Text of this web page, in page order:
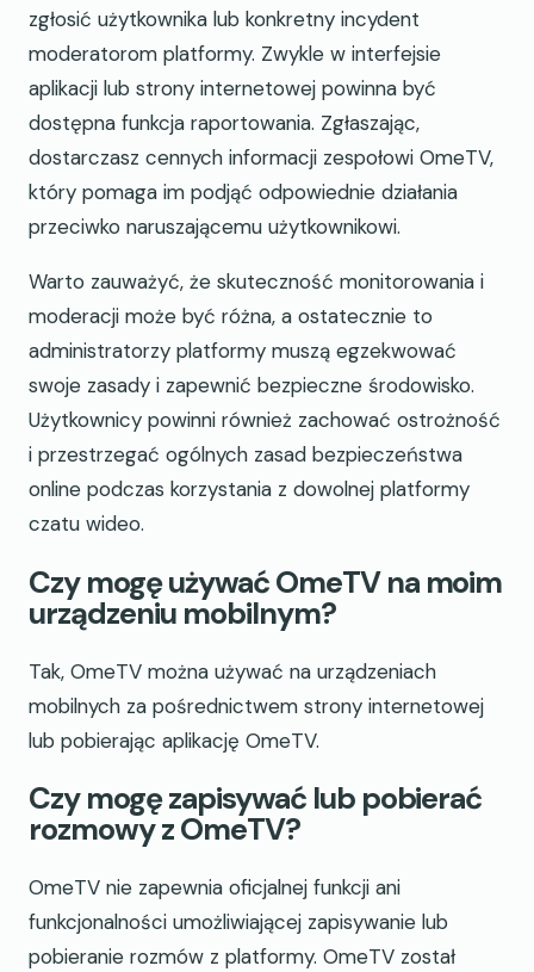
zgłosić użytkownika lub konkretny incydent
moderatorom platformy. Zwykle w interfejsie
aplikacji lub strony internetowej powinna być
dostępna funkcja raportowania. Zgłaszając,
dostarczasz cennych informacji zespołowi OmeTV,
który pomaga im podjąć odpowiednie działania
przeciwko naruszającemu użytkownikowi.
Warto zauważyć, że skuteczność monitorowania i
moderacji może być różna, a ostatecznie to
administratorzy platformy muszą egzekwować
swoje zasady i zapewnić bezpieczne środowisko.
Użytkownicy powinni również zachować ostrożność
i przestrzegać ogólnych zasad bezpieczeństwa
online podczas korzystania z dowolnej platformy
czatu wideo.
Czy mogę używać OmeTV na moim
urządzeniu mobilnym?
Tak, OmeTV można używać na urządzeniach
mobilnych za pośrednictwem strony internetowej
lub pobierając aplikację OmeTV.
Czy mogę zapisywać lub pobierać
rozmowy z OmeTV?
OmeTV nie zapewnia oficjalnej funkcji ani
funkcjonalności umożliwiającej zapisywanie lub
pobieranie rozmów z platformy. OmeTV został